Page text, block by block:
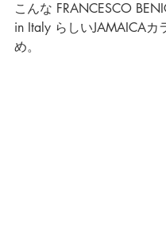
こんな FRANCESCO
in Italy らしいJAMAICAカ
め。